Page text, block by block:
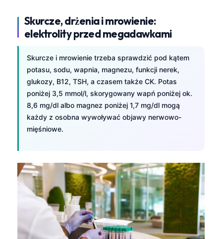
Skurcze, drżenia i mrowienie:
elektrolity przed megadawkami
Skurcze i mrowienie trzeba sprawdzić pod kątem
potasu, sodu, wapnia, magnezu, funkcji nerek,
glukozy, B12, TSH, a czasem także CK. Potas
poniżej 3,5 mmol/l, skorygowany wapń poniżej ok.
8,6 mg/dl albo magnez poniżej 1,7 mg/dl mogą
każdy z osobna wywoływać objawy nerwowo-
mięśniowe.